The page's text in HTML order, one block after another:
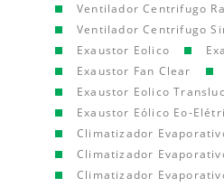
Ventilador Centrifugo
Ventilador Centrifugo
Exaustor Eolico
Exaustor Fan Clear
Exaustor Eolico
Exaustor Eólico Eo-
Climatizador
Climatizador
Climatizador